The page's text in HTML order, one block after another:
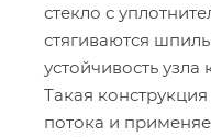
стекло с
стягиваются
устойчивость
Такая
потока и